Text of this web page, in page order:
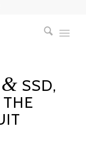
& SSD,